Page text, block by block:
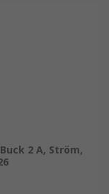
2 A, Ström,